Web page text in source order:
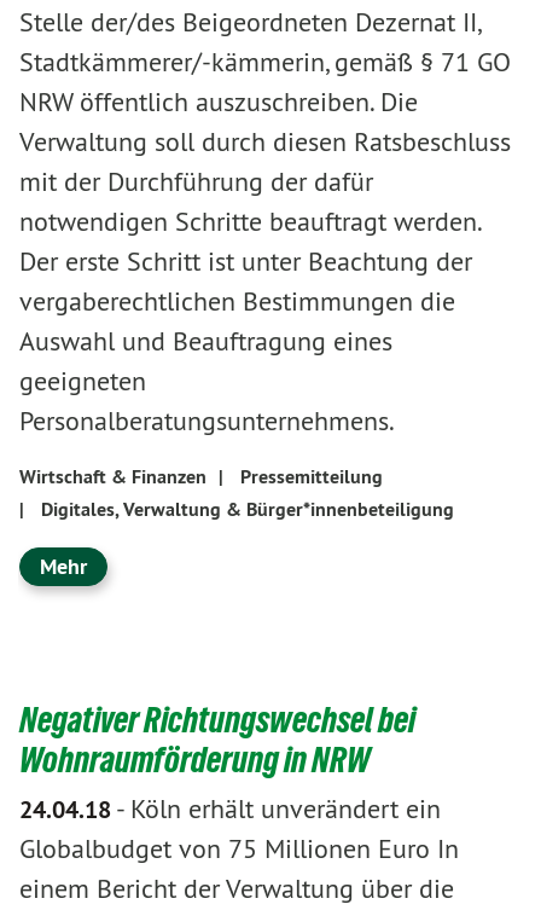
Stelle der/des Beigeordneten Dezernat II,
Stadtkämmerer/-kämmerin, gemäß § 71 GO
NRW öffentlich auszuschreiben. Die
Verwaltung soll durch diesen Ratsbeschluss
mit der Durchführung der dafür
notwendigen Schritte beauftragt werden.
Der erste Schritt ist unter Beachtung der
vergaberechtlichen Bestimmungen die
Auswahl und Beauftragung eines
geeigneten
Personalberatungsunternehmens.
Wirtschaft & Finanzen |
Pressemitteilung
|
Digitales, Verwaltung & Bürger*innenbeteiligung
Mehr
Negativer Richtungswechsel bei
Wohnraumförderung in NRW
24.04.18- Köln erhält unverändert ein
Globalbudget von 75 Millionen Euro In
einem Bericht der Verwaltung über die